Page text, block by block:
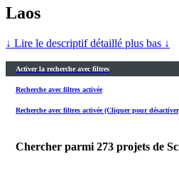
Laos
↓ Lire le descriptif détaillé plus bas ↓
Activer la recherche avec filtres
Recherche avec filtres activée
Recherche avec filtres activée (Cliquer pour
Chercher parmi 273 projets de